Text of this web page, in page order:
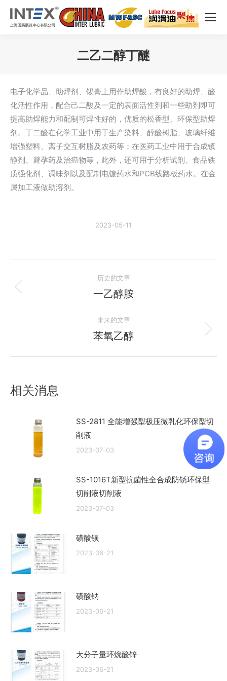
二乙二醇丁醚
电子化学品、助焊剂、锡膏上用作助焊酸，有良好的助焊、酸
化活性作用，配合己二酸及一定的表面活性剂和一些助剂即可
提高助焊能力和配制可焊性好的，优质的松香型、环保型助焊
剂。丁二酸在化学工业中用于生产染料、醇酸树脂、玻璃纤维
增强塑料、离子交互树脂及农药等；在医药工业中用于合成镇
静剂、避孕药及治癌物等，此外，还可用于分析试剂、食品铁
质强化剂、调味剂以及配制电镀药水和PCB线路板药水。在金
属加工液做助溶剂。
2023-05-11
章
历史的文章
历
的
文
一乙醇胺
未来的文章
未
苯氧乙醇
相关消息
SS-2811 全能增强型极压微乳化环保型切
削液
2023-07-03
SS-1016T新型抗菌性全合成防锈环保型
切削液切削液
2023-07-03
磺酸钡
2023-06-21
磺酸钠
2023-06-21
大分子量环烷酸锌
2023-06-21